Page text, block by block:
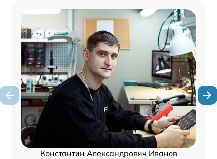
Константин Александрович Иванов